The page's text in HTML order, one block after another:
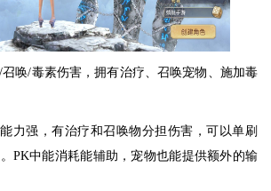
唤/毒素伤害，拥有治疗、召唤宠物、施加毒
力强，有治疗和召唤物分担伤害，可以单刷
PK中能消耗能辅助，宠物也能提供额外的输